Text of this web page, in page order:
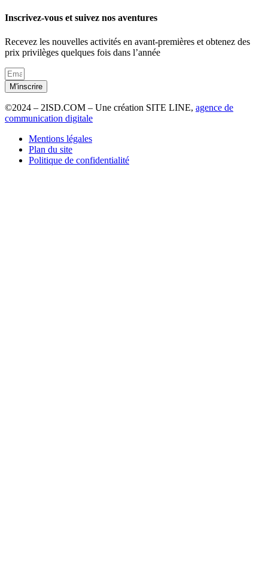
Inscrivez-vous et suivez nos aventures
Recevez les nouvelles activités en avant-premières et obtenez des
prix privilèges quelques fois dans l’année
M'inscrire
©2024 – 2ISD.COM – Une création SITE LINE, agence de
communication digitale
Mentions légales
Plan du site
Politique de confidentialité